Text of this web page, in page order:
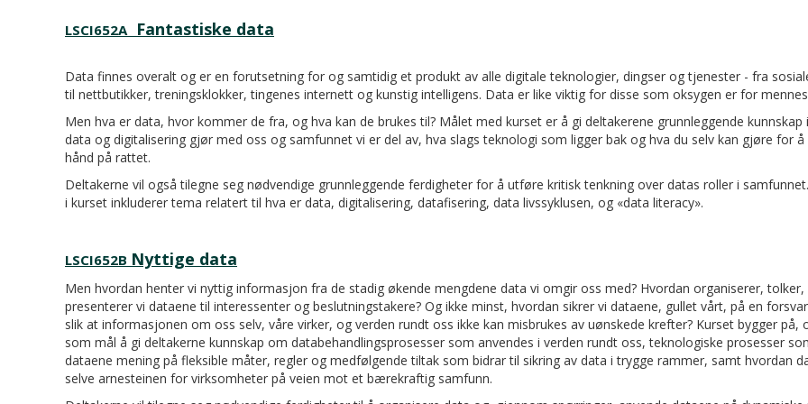
LSCI652AFantastiske data
Data finnes overalt og er en forutsetning for og samtidig et produkt av alle digitale teknologier, dingser og tjenester - fra
til nettbutikker, treningsklokker, tingenes internett og kunstig intelligens. Data er like viktig for disse som oksygen er for
Men hva er data, hvor kommer de fra, og hva kan de brukes til? Målet med kurset er å gi deltakerene grunnleggende kunnskap
data og digitalisering gjør med oss og samfunnet vi er del av, hva slags teknologi som ligger bak og hva du selv kan gjøre for å
hånd på rattet.
Deltakerne vil også tilegne seg nødvendige grunnleggende ferdigheter for å utføre kritisk tenkning over datas roller i
i kurset inkluderer tema relatert til hva er data, digitalisering, datafisering, data livssyklusen, og «data literacy».
LSCI652B Nyttige data
Men hvordan henter vi nyttig informasjon fra de stadig økende mengdene data vi omgir oss med? Hvordan organiserer, tolker,
presenterer vi dataene til interessenter og beslutningstakere? Og ikke minst, hvordan sikrer vi dataene, gullet vårt, på en
slik at informasjonen om oss selv, våre virker, og verden rundt oss ikke kan misbrukes av uønskede krefter? Kurset bygger på,
som mål å gi deltakerne kunnskap om databehandlingsprosesser som anvendes i verden rundt oss, teknologiske prosesser
dataene mening på fleksible måter, regler og medfølgende tiltak som bidrar til sikring av data i trygge rammer, samt hvordan
selve arnesteinen for virksomheter på veien mot et bærekraftig samfunn.